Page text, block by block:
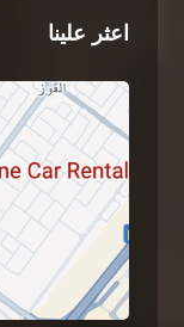
اعثر علينا